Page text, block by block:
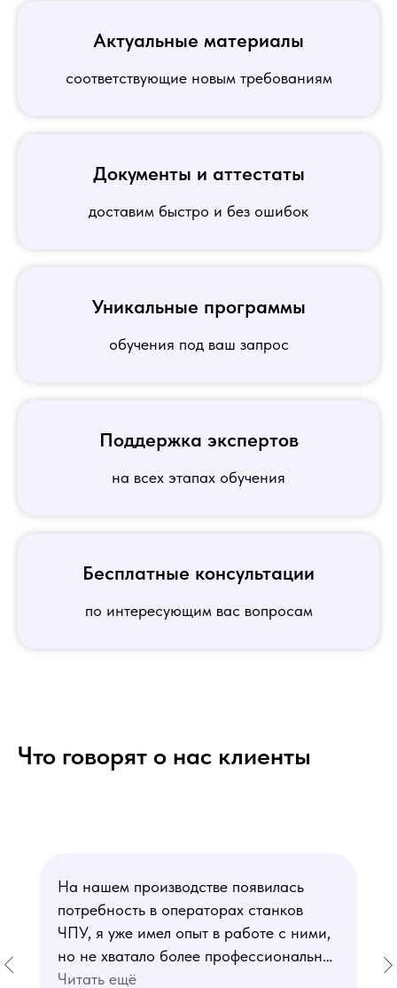
Актуальные материалы
соответствующие новым требованиям
Документы и аттестаты
доставим быстро и без ошибок
Уникальные программы
обучения под ваш запрос
Поддержка экспертов
на всех этапах обучения
Бесплатные консультации
по интересующим вас вопросам
Что говорят о нас клиенты
На нашем производстве появилась
потребность в операторах станков
ЧПУ, я уже имел опыт в работе с ними,
но не хватало более профессиональных
знаний. В курсе мне понравился блок
Читать ещё